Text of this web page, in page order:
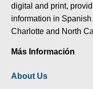
digital and print,
information in
Charlotte and North
Más Información
About Us